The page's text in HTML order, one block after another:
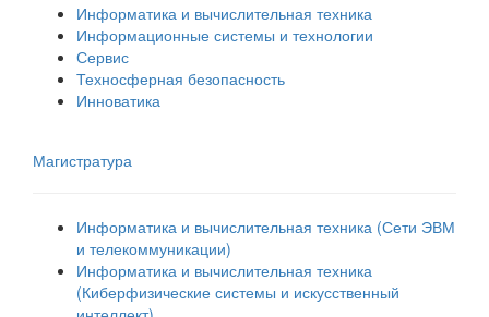
Информатика и вычислительная техника
Информационные системы и технологии
Сервис
Техносферная безопасность
Инноватика
Магистратура
Информатика и вычислительная техника (Сети ЭВМ
и телекоммуникации)
Информатика и вычислительная техника
(Киберфизические системы и искусственный